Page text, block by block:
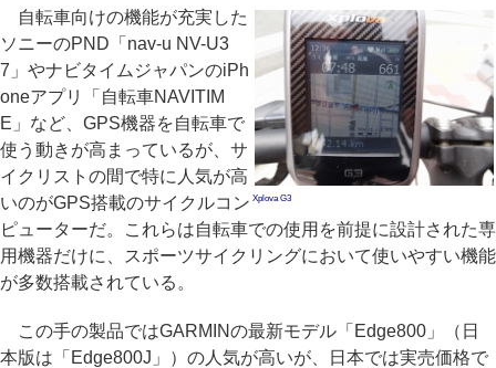
Xplova G3
自転車向けの機能が充実した
ソニーのPND「nav-u NV-U3
7」やナビタイムジャパンのiPh
oneアプリ「自転車NAVITIM
E」など、GPS機器を自転車で
使う動きが高まっているが、サ
イクリストの間で特に人気が高
いのがGPS搭載のサイクルコン
ピューターだ。これらは自転車での使用を前提に設計された専
用機器だけに、スポーツサイクリングにおいて使いやすい機能
が多数搭載されている。
この手の製品ではGARMINの最新モデル「Edge800」（日
本版は「Edge800J」）の人気が高いが、日本では実売価格で